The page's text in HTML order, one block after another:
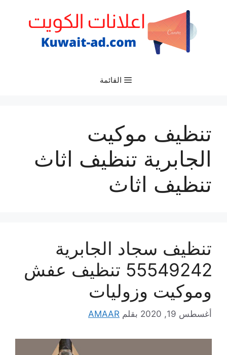
القائمة
تنظيف موكيت
الجابرية تنظيف اثاث
تنظيف اثاث
تنظيف سجاد الجابرية
55549242 تنظيف عفش
وموكيت وزوليات
أغسطس 19, 2020 بقلم AMAAR